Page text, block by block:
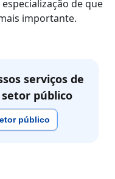
de que
importante.
serviços de
público
público